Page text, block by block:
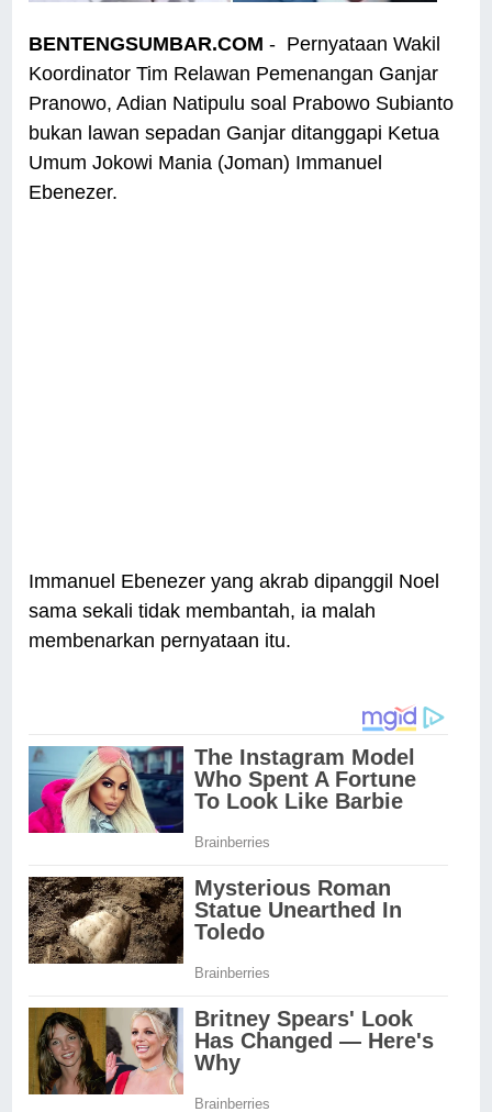
BENTENGSUMBAR.COM - Pernyataan Wakil
Koordinator Tim Relawan Pemenangan Ganjar
Pranowo, Adian Natipulu soal Prabowo Subianto
bukan lawan sepadan Ganjar ditanggapi Ketua
Umum Jokowi Mania (Joman) Immanuel
Ebenezer.
Immanuel Ebenezer yang akrab dipanggil Noel
sama sekali tidak membantah, ia malah
membenarkan pernyataan itu.